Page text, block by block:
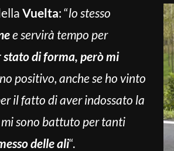
Vuelta: “lo stesso
e servirà tempo per
di forma, però mi
positivo, anche se ho vinto
il fatto di aver indossato la
sono battuto per tanti
delle ali“.